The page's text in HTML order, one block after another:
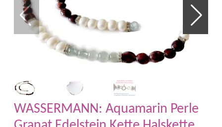
WASSERMANN: Aquamarin Perle